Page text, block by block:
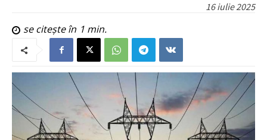
16 iulie 2025
se citește în 1 min.